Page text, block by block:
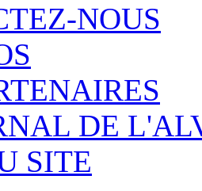
NOUS
DE
SITE